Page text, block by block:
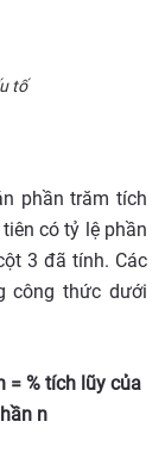
tố
phần trăm tích
có tỷ lệ phần
3 đã tính. Các
công thức dưới
= % tích lũy của
n